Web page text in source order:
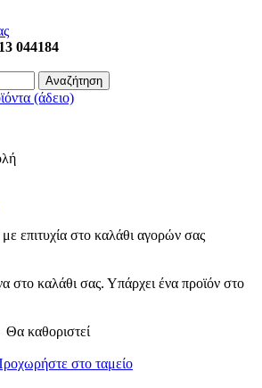
044184
Αναζήτηση
(άδειο)
επιτυχία στο καλάθι αγορών σας
στο καλάθι σας. Υπάρχει ένα προϊόν στο
Θα καθοριστεί
στο ταμείο